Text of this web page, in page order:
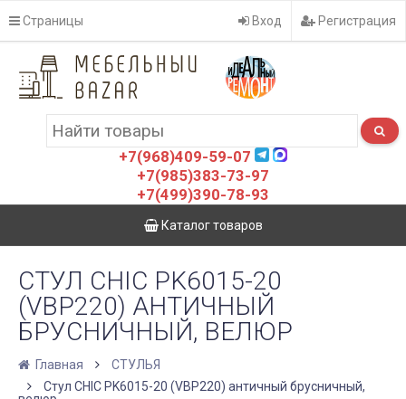
Страницы Вход Регистрация
+7(968)409-59-07
+7(985)383-73-97
+7(499)390-78-93
Каталог товаров
СТУЛ CHIC PK6015-20
(VBP220) АНТИЧНЫЙ
БРУСНИЧНЫЙ, ВЕЛЮР
Главная
СТУЛЬЯ
Стул CHIC PK6015-20 (VBP220) античный брусничный,